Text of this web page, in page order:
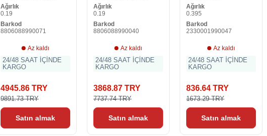
Ağırlık
0.19
Barkod
8806088990071
Az kaldı
24/48 SAAT İÇİNDE
KARGO
4945.86 TRY
9891.73 TRY
Satın almak
Ağırlık
0.19
Barkod
8806088990040
Az kaldı
24/48 SAAT İÇİNDE
KARGO
3868.87 TRY
7737.74 TRY
Satın almak
Ağırlık
0.395
Barkod
2330001990047
Az kaldı
24/48 SAAT İÇİNDE
KARGO
836.64 TRY
1673.29 TRY
Satın almak